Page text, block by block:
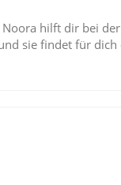
hilft dir bei
sie findet für dich